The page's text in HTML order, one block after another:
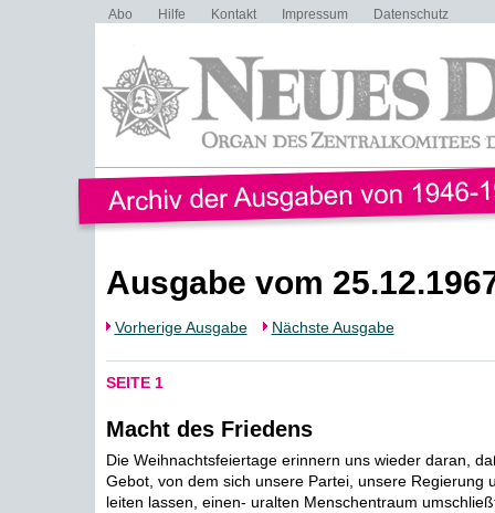
Abo Hilfe Kontakt Impressum Datenschutz
Ausgabe vom
Vorherige Ausgabe Nächste Ausgabe
SEITE 1
Macht des Friedens
Die Weihnachtsfeiertage erinnern uns wieder daran,
Gebot, von dem sich unsere Partei, unsere Regierung
leiten lassen, einen- uralten Menschentraum